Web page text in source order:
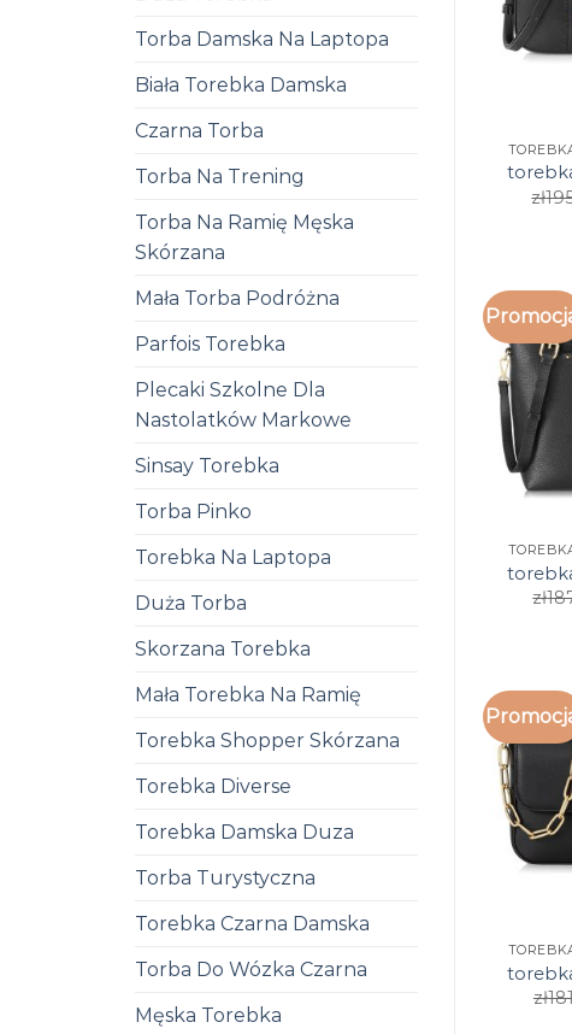
Torba Damska Na Laptopa
Biała Torebka Damska
Czarna Torba
Torba Na Trening
Torba Na Ramię Męska
Skórzana
Mała Torba Podróżna
Parfois Torebka
Plecaki Szkolne Dla
Nastolatków Markowe
Sinsay Torebka
Torba Pinko
Torebka Na Laptopa
Duża Torba
Skorzana Torebka
Mała Torebka Na Ramię
Torebka Shopper Skórzana
Torebka Diverse
Torebka Damska Duza
Torba Turystyczna
Torebka Czarna Damska
Torba Do Wózka Czarna
Męska Torebka
zł
zł
zł